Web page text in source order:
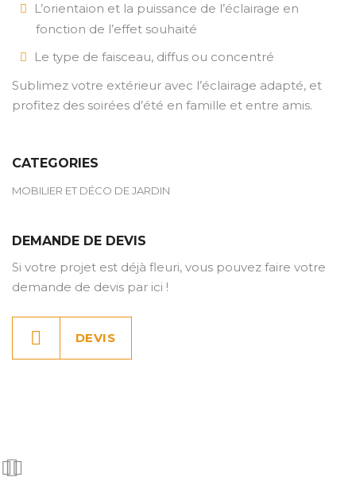
L’orientaion et la puissance de l’éclairage en
fonction de l’effet souhaité
Le type de faisceau, diffus ou concentré
Sublimez votre extérieur avec l’éclairage adapté, et
profitez des soirées d’été en famille et entre amis.
CATEGORIES
MOBILIER ET DÉCO DE JARDIN
DEMANDE DE DEVIS
Si votre projet est déjà fleuri, vous pouvez faire votre
demande de devis par ici !
DEVIS